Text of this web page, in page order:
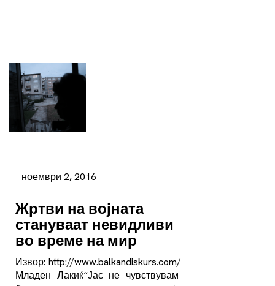
ноември 2, 2016
Жртви на војната
стануваат невидливи
во време на мир
Извор: http://www.balkandiskurs.com/
Младен Лакиќ“Јас не чувствувам